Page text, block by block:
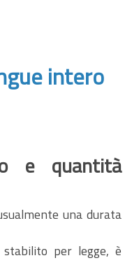
intero
e quantità
una durata
per legge, è